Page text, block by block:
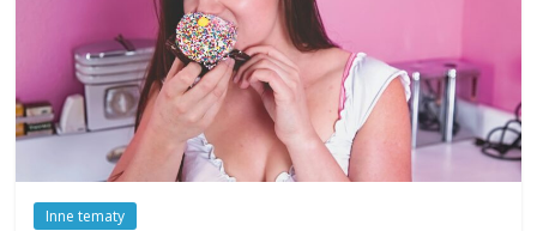
Inne tematy